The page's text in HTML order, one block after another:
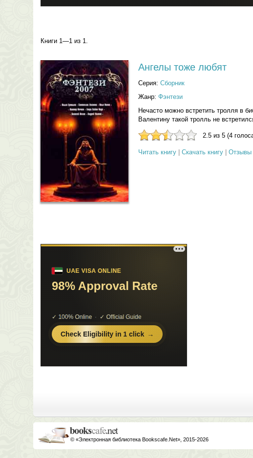
Книги 1—1 из 1.
Ангелы тоже любят
Серия: Сборник
Жанр: Фэнтези
Нечасто можно встретить тролля в
Валентину такой тролль не
2.5 из 5 (4
Читать книгу| Скачать книгу| Отзывы
© «Электронная библиотека Bookscafe.Net», 2015-2026